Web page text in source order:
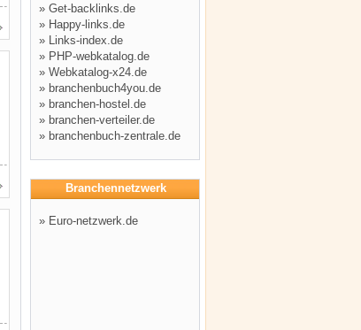
» Get-backlinks.de
» Happy-links.de
» Links-index.de
» PHP-webkatalog.de
» Webkatalog-x24.de
» branchenbuch4you.de
» branchen-hostel.de
» branchen-verteiler.de
» branchenbuch-zentrale.de
Branchennetzwerk
» Euro-netzwerk.de